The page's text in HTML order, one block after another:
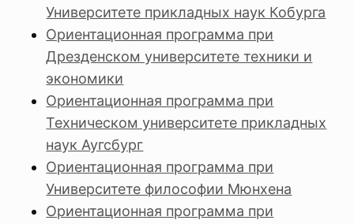
Университете прикладных наук Кобурга
Ориентационная программа при
Дрезденском университете техники и
экономики
Ориентационная программа при
Техническом университете прикладных
наук Аугсбург
Ориентационная программа при
Университете философии Мюнхена
Ориентационная программа при